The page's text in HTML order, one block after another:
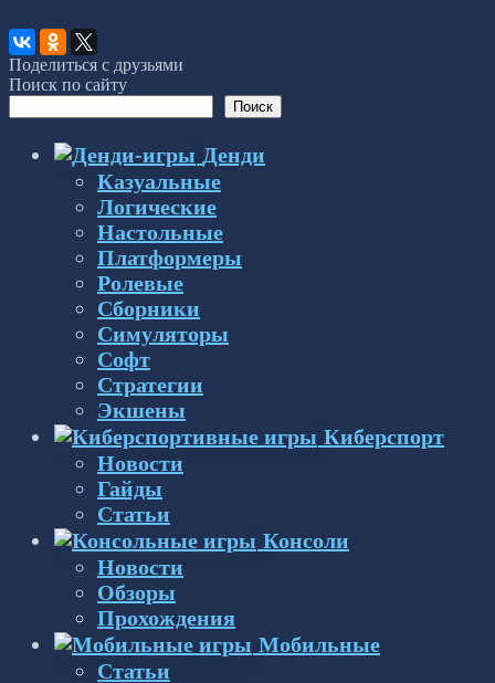
Поделиться с друзьями
Поиск по сайту
Поиск
Денди
Казуальные
Логические
Настольные
Платформеры
Ролевые
Сборники
Симуляторы
Софт
Стратегии
Экшены
Киберспорт
Новости
Гайды
Статьи
Консоли
Новости
Обзоры
Прохождения
Мобильные
Статьи